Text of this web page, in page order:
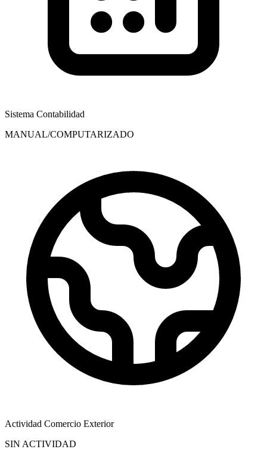
Sistema Contabilidad
MANUAL/COMPUTARIZADO
Actividad Comercio Exterior
SIN ACTIVIDAD